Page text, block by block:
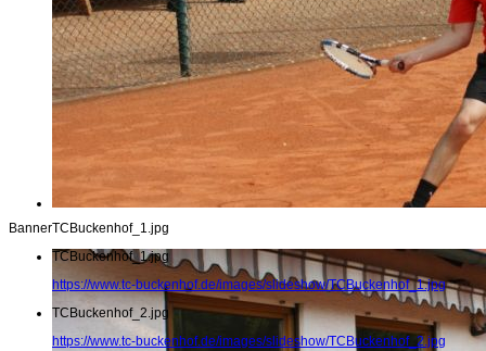
TCBuckenhof_1.jpg
Banner
TCBuckenhof_1.jpg
https://www.tc-buckenhof.de/images/slideshow/TCBuckenhof_1.jpg
TCBuckenhof_2.jpg
https://www.tc-buckenhof.de/images/slideshow/TCBuckenhof_2.jpg